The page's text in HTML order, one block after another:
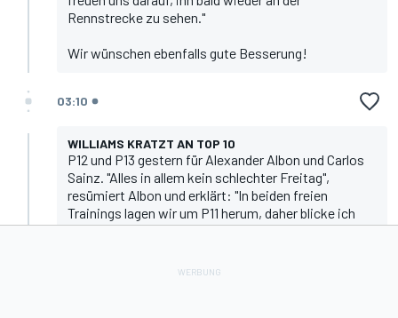
Rennstrecke zu sehen."
Wir wünschen ebenfalls gute Besserung!
03:10
WILLIAMS KRATZT AN TOP 10
P12 und P13 gestern für Alexander Albon und Carlos
Sainz. "Alles in allem kein schlechter Freitag",
resümiert Albon und erklärt: "In beiden freien
Trainings lagen wir um P11 herum, daher blicke ich
optimistischer auf den morgigen Tag."
Teamkollege Sainz ergänzt: "Im Moment sieht es so